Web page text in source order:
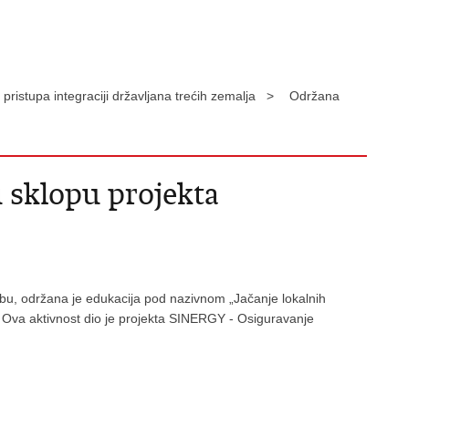
pristupa integraciji državljana trećih zemalja >
Održana
sklopu projekta
održana je edukacija pod nazivnom „Jačanje lokalnih
aktivnost dio je projekta SINERGY - Osiguravanje